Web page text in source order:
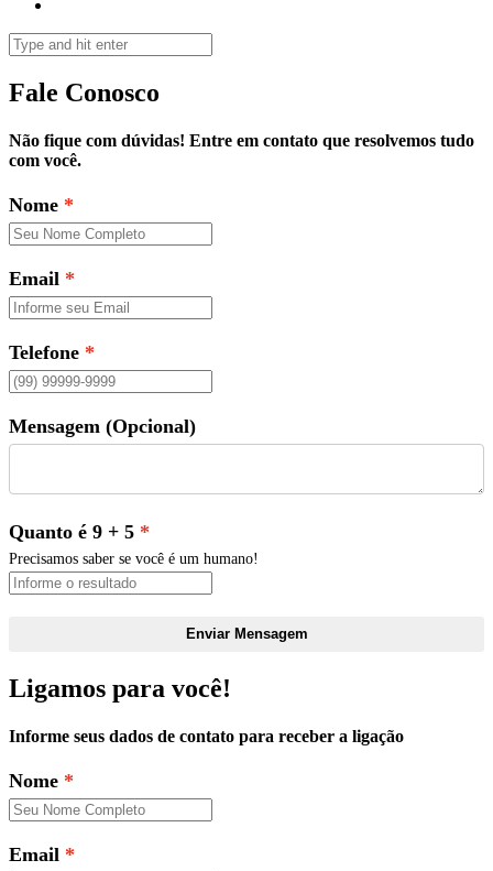
Fale Conosco
Não fique com dúvidas! Entre em contato que resolvemos tudo
com você.
Nome
Email
Telefone
Mensagem (Opcional)
Quanto é 9 + 5
Precisamos saber se você é um humano!
Enviar Mensagem
Ligamos para você!
Informe seus dados de contato para receber a ligação
Nome
Email